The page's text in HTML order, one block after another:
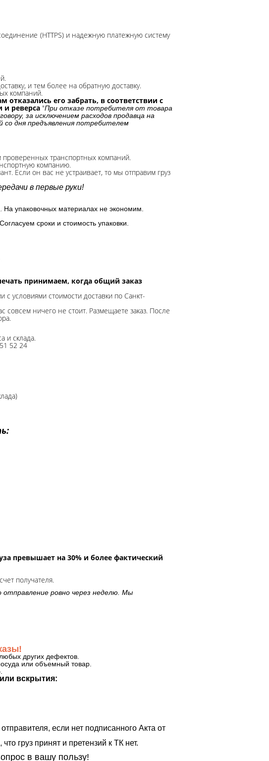
(HTTPS) и надежную платежную систему
и тем более на обратную доставку.
компаний.
его забрать, в соответствии с
и реверса "При отказе потребителя от товара
за исключением расходов продавца на
со дня предъявления потребителем
проверенных транспортных компаний.
компанию.
Если он вас не устраивает, то мы отправим груз
в первые руки!
На упаковочных материалах не экономим.
сроки и стоимость упаковки.
принимаем, когда общий заказ
с условиями стоимости доставки по Санкт-
совсем ничего не стоит. Размещаете заказ. После
и склада.
52 24
превышает на 30% и более фактический
получателя.
отправление ровно через неделю. Мы
других дефектов.
или объемный товар.
вскрытия:
если нет подписанного Акта от
груз принят и претензий к ТК нет.
в вашу пользу!